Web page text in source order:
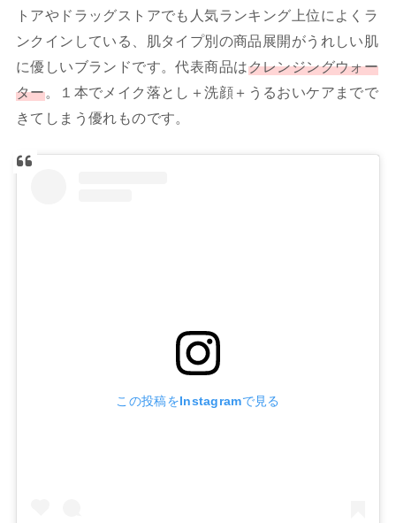
トアやドラッグストアでも人気ランキング上位によくラ
ンクインしている、肌タイプ別の商品展開がうれしい肌
に優しいブランドです。代表商品はクレンジングウォー
ター。１本でメイク落とし＋洗顔＋うるおいケアまでで
きてしまう優れものです。
この投稿をInstagramで見る